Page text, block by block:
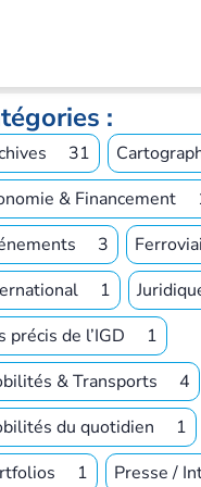
:
31
& Financement
3
1
précis de l’IGD
1
& Transports
4
du quotidien
1
1 Presse /